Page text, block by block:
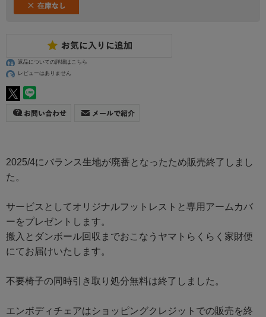
返品についての詳細はこちら
レビューはありません
2025/4にバランス生地が廃番となったため販売終了しまし
た。
サービスとしてオリジナルフットレストと専用アームカバ
ーをプレゼントします。
搬入とダンボール回収までおこなうヤマトらくらく家財便
にてお届けいたします。
不要椅子の同時引き取り処分無料は終了しました。
エンボディチェアはショッピングクレジットでの販売を終